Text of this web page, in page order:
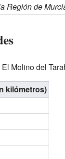
Región de
Molino del
kilómetros)